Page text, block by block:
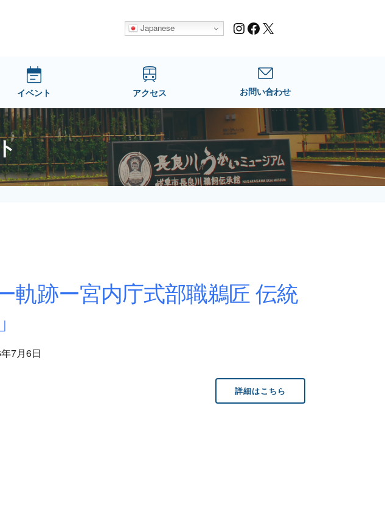
Japanese Instagram
Facebook
X
イベント アクセス お問い合わせ
軌跡ー宮内庁式部職鵜匠 伝統
年7月6日
詳細はこちら